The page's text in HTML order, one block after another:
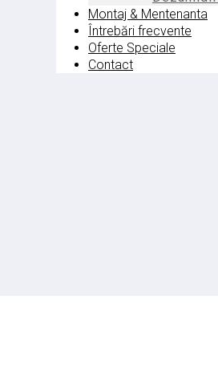
Montaj & Mentenanta
Întrebări frecvente
Oferte Speciale
Contact